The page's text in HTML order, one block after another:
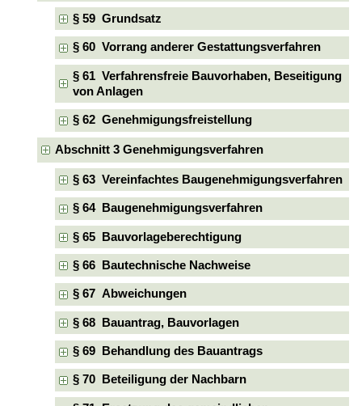
§ 59 Grundsatz
§ 60 Vorrang anderer Gestattungsverfahren
§ 61 Verfahrensfreie Bauvorhaben, Beseitigung
von Anlagen
§ 62 Genehmigungsfreistellung
Abschnitt 3 Genehmigungsverfahren
§ 63 Vereinfachtes Baugenehmigungsverfahren
§ 64 Baugenehmigungsverfahren
§ 65 Bauvorlageberechtigung
§ 66 Bautechnische Nachweise
§ 67 Abweichungen
§ 68 Bauantrag, Bauvorlagen
§ 69 Behandlung des Bauantrags
§ 70 Beteiligung der Nachbarn